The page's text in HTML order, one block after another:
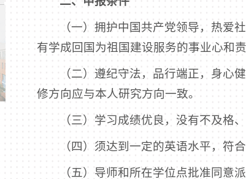
（一）拥护中国共产党领导，热爱
有学成回国为祖国建设服务的事业心和责
（二）遵纪守法，品行端正，身心
修方向应与本人研究方向一致。
（三）学习成绩优良，没有不及格
（四）须达到一定的英语水平，符
（五）导师和所在学位点批准同意